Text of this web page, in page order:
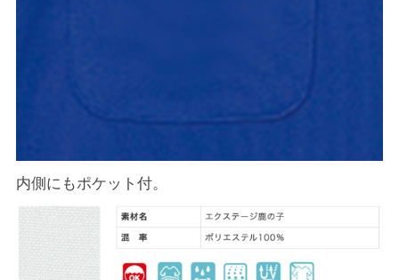
内側にもポケット付。